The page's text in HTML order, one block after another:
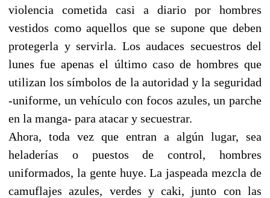
violencia cometida casi a diario por hombres
vestidos como aquellos que se supone que deben
protegerla y servirla. Los audaces secuestros del
lunes fue apenas el último caso de hombres que
utilizan los símbolos de la autoridad y la seguridad
-uniforme, un vehículo con focos azules, un parche
en la manga- para atacar y secuestrar.
Ahora, toda vez que entran a algún lugar, sea
heladerías o puestos de control, hombres
uniformados, la gente huye. La jaspeada mezcla de
camuflajes azules, verdes y caki, junto con las